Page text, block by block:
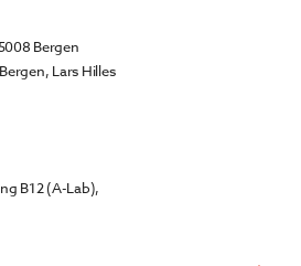
Bergen
Lars Hilles
B12 (A-Lab),